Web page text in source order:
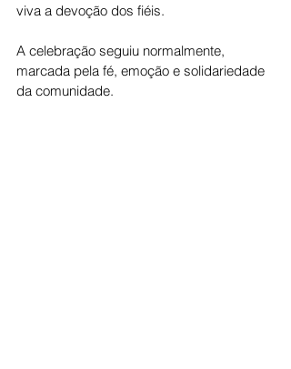
viva a devoção dos fiéis.
A celebração seguiu normalmente,
marcada pela fé, emoção e solidariedade
da comunidade.